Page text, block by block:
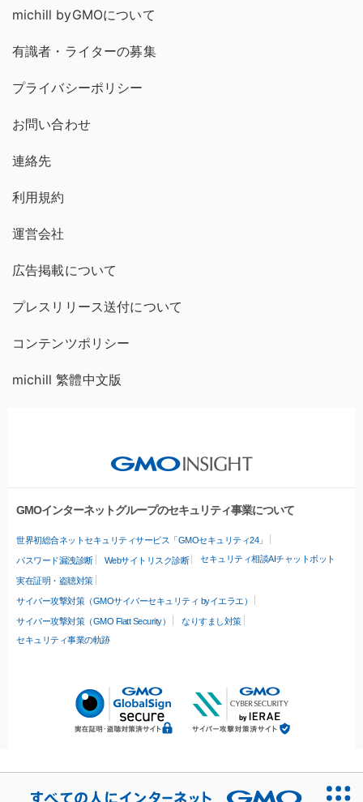
michill byGMOについて
有識者・ライターの募集
プライバシーポリシー
お問い合わせ
連絡先
利用規約
運営会社
広告掲載について
プレスリリース送付について
コンテンツポリシー
michill 繁體中文版
GMOインターネットグループのセキュリティ事業について
世界初総合ネットセキュリティサービス「GMOセキュリティ24」
パスワード漏洩診断 Webサイトリスク診断 セキュリティ相談AIチャットボット
実在証明・盗聴対策
サイバー攻撃対策（GMOサイバーセキュリティ byイエラエ）
サイバー攻撃対策（GMO Flatt Security）
なりすまし対策
セキュリティ事業の軌跡